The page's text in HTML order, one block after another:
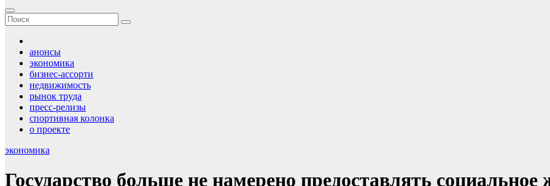
анонсы
экономика
бизнес-ассорти
недвижимость
рынок труда
пресс-релизы
спортивная колонка
о проекте
экономика
Государство больше не намерено предоставлять социальное